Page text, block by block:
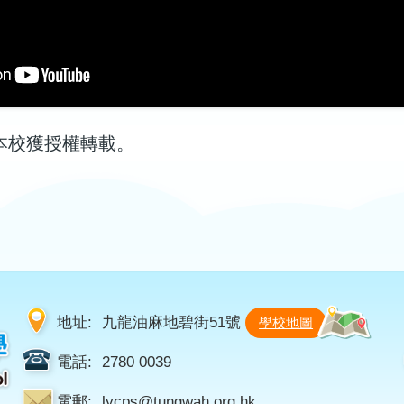
獲授權轉載。
地址: 九龍油麻地碧街51號 學校地圖
電話: 2780 0039